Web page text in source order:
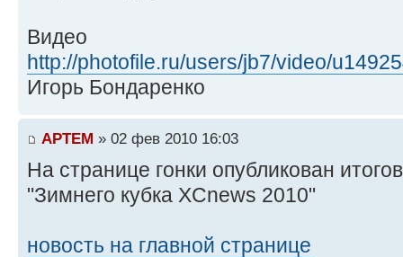
Видео
http://photofile.ru/users/jb7/video/
Игорь Бондаренко
APTEM » 02 фев 2010 16:03
На странице гонки опубликован
"Зимнего кубка XCnews 2010"
новость на главной странице